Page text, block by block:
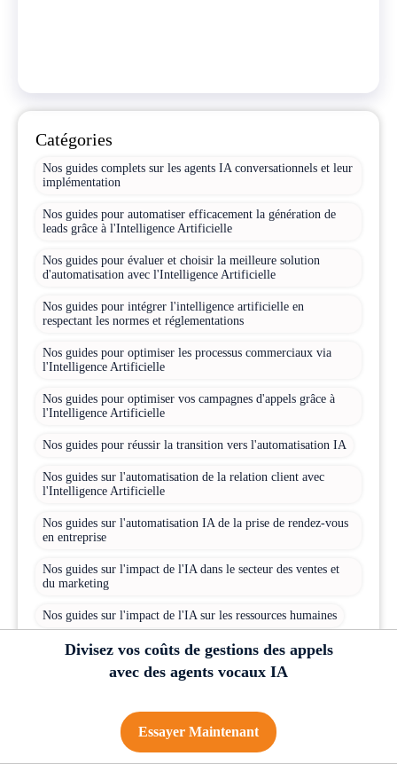
Divisez vos coûts de gestions des appels
avec des agents vocaux IA
Essayer Maintenant
Catégories
Nos guides complets sur les agents IA conversationnels et leur
implémentation
Nos guides pour automatiser efficacement la génération de
leads grâce à l'Intelligence Artificielle
Nos guides pour évaluer et choisir la meilleure solution
d'automatisation avec l'Intelligence Artificielle
Nos guides pour intégrer l'intelligence artificielle en
respectant les normes et réglementations
Nos guides pour optimiser les processus commerciaux via
l'Intelligence Artificielle
Nos guides pour optimiser vos campagnes d'appels grâce à
l'Intelligence Artificielle
Nos guides pour réussir la transition vers l'automatisation IA
Nos guides sur l'automatisation de la relation client avec
l'Intelligence Artificielle
Nos guides sur l'automatisation IA de la prise de rendez-vous
en entreprise
Nos guides sur l'impact de l'IA dans le secteur des ventes et
du marketing
Nos guides sur l'impact de l'IA sur les ressources humaines
Nos guides sur l'impact de l'Intelligence Artificielle sur la
Nos guides sur la gestion efficace des flux d'appels en grandes
entreprises grâce à l'Intelligence Artificielle